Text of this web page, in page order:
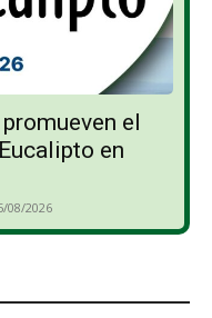
el
en
08/2026